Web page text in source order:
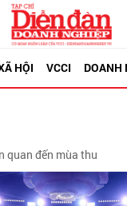
HỘI VCCI DOANH
quan đến mùa thu